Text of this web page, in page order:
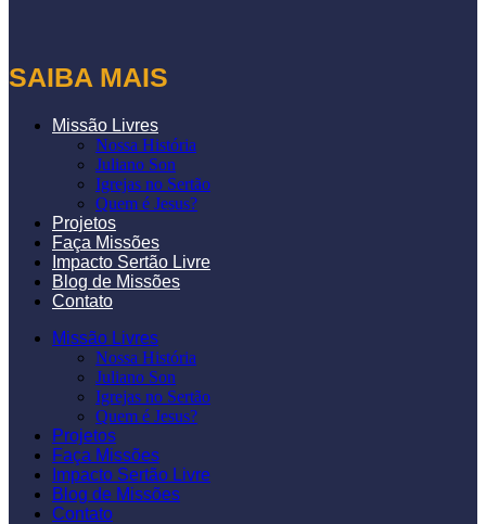
SAIBA MAIS
Missão Livres
Nossa História
Juliano Son
Igrejas no Sertão
Quem é Jesus?
Projetos
Faça Missões
Impacto Sertão Livre
Blog de Missões
Contato
Missão Livres
Nossa História
Juliano Son
Igrejas no Sertão
Quem é Jesus?
Projetos
Faça Missões
Impacto Sertão Livre
Blog de Missões
Contato